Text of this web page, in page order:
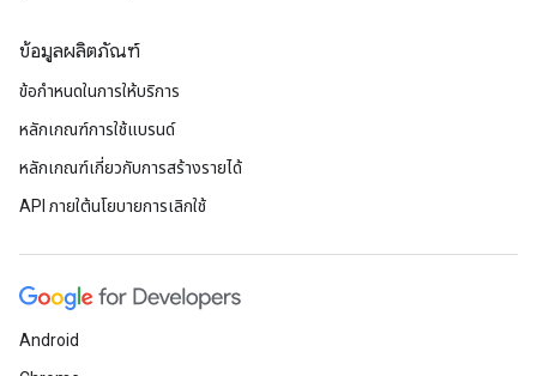
ข้อมูลผลิตภัณฑ์
ข้อกำหนดในการให้บริการ
หลักเกณฑ์การใช้แบรนด์
หลักเกณฑ์เกี่ยวกับการสร้างรายได้
API ภายใต้นโยบายการเลิกใช้
Android